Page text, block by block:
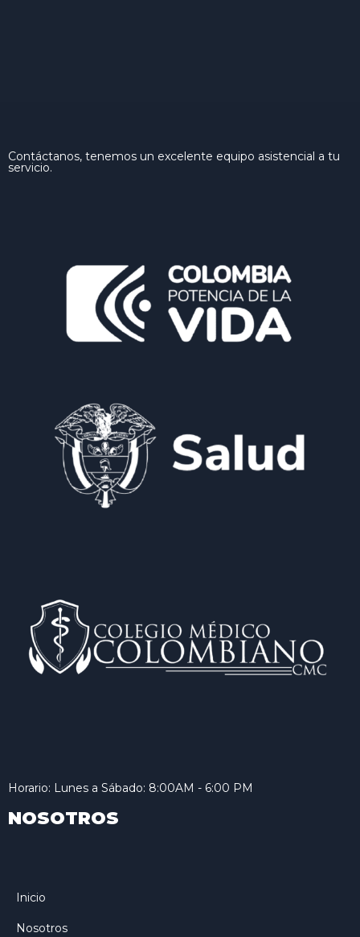
Contáctanos, tenemos un excelente equipo asistencial a tu
servicio.
Horario: Lunes a Sábado: 8:00AM - 6:00 PM
NOSOTROS
Inicio
Nosotros